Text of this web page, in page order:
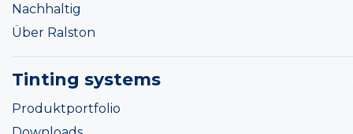
Nachhaltig
Über Ralston
Tinting systems
Produktportfolio